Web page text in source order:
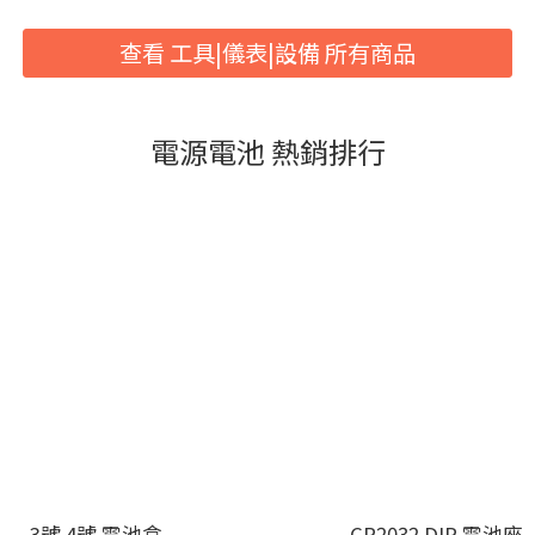
查看 工具|儀表|設備 所有商品
電源電池 熱銷排行